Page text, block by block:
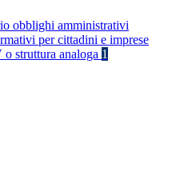
obblighi amministrativi
per cittadini e imprese
struttura analoga 1